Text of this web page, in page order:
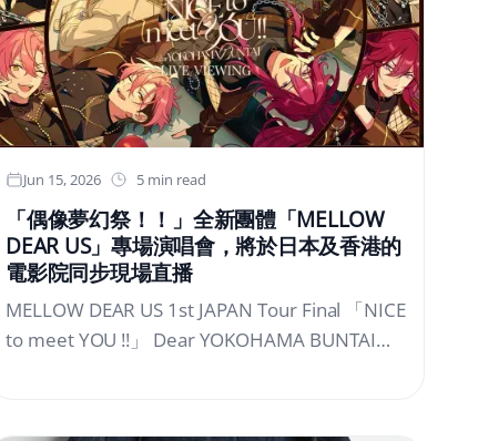
Jun 15, 2026 5 min read
「偶像夢幻祭！！」全新團體「MELLOW
DEAR US」專場演唱會，將於日本及香港的
電影院同步現場直播
MELLOW DEAR US 1st JAPAN Tour Final 「NICE
to meet YOU !!」 Dear YOKOHAMA BUNTAI